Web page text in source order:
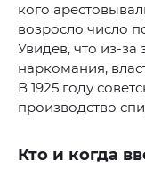
кого
возросло число
Увидев, что из-за
наркомания,
В 1925 году
производство
Кто и когда